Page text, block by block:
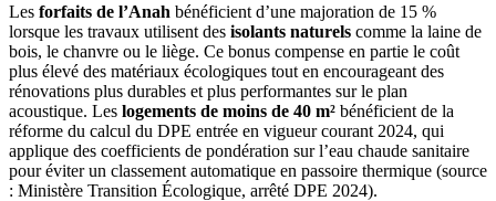
Les forfaits de l’Anah bénéficient d’une majoration de 15 %
lorsque les travaux utilisent des isolants naturels comme la laine de
bois, le chanvre ou le liège. Ce bonus compense en partie le coût
plus élevé des matériaux écologiques tout en encourageant des
rénovations plus durables et plus performantes sur le plan
acoustique. Les logements de moins de 40 m² bénéficient de la
réforme du calcul du DPE entrée en vigueur courant 2024, qui
applique des coefficients de pondération sur l’eau chaude sanitaire
pour éviter un classement automatique en passoire thermique (source
: Ministère Transition Écologique, arrêté DPE 2024).